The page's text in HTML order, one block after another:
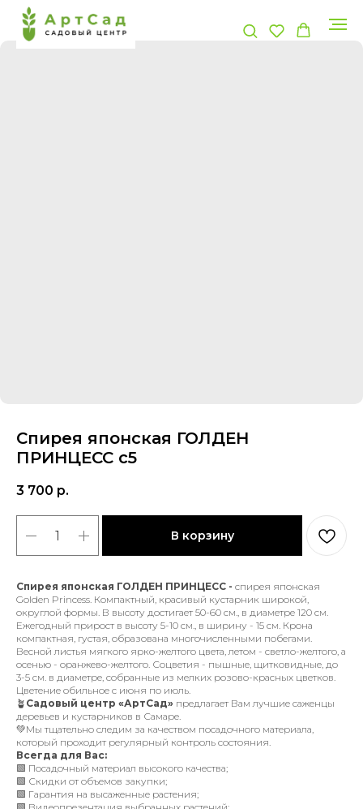
Спирея японская ГОЛДЕН
ПРИНЦЕСС с5
3 700 р.
В корзину
Спирея японская ГОЛДЕН ПРИНЦЕСС - спирея японская
Golden Princess. Компактный, красивый кустарник широкой,
округлой формы. В высоту достигает 50-60 см., в диаметре 120 см.
Ежегодный прирост в высоту 5-10 см., в ширину - 15 см. Крона
компактная, густая, образована многочисленными побегами.
Весной листья мягкого ярко-желтого цвета, летом - светло-желтого, а
осенью - оранжево-желтого. Соцветия - пышные, щитковидные, до
3-5 см. в диаметре, собранные из мелких розово-красных цветков.
Цветение обильное с июня по июль.
🪴 Садовый центр «АртСад» предлагает Вам лучшие саженцы
деревьев и кустарников в Самаре.
💚Мы тщательно следим за качеством посадочного материала,
который проходит регулярный контроль состояния.
Всегда для Вас:
🟩 Посадочный материал высокого качества;
🟩 Скидки от объемов закупки;
🟩 Гарантия на высаженные растения;